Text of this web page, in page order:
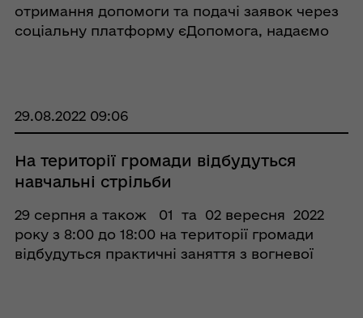
отримання допомоги та подачі заявок через
соціальну платформу єДопомога, надаємо
за підт ...
29.08.2022 09:06
На території громади відбудуться
навчальні стрільби
29 серпня а також 01 та 02 вересня 2022
року з 8:00 до 18:00 на території громади
відбудуться практичні заняття з вогневої